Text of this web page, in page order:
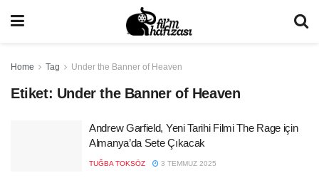
Home Tag Under the Banner of Heaven
Etiket: Under the Banner of Heaven
Andrew Garfield, Yeni Tarihi Filmi The Rage için
Almanya’da Sete Çıkacak
TUĞBA TOKSÖZ 3 TEMMUZ 2025